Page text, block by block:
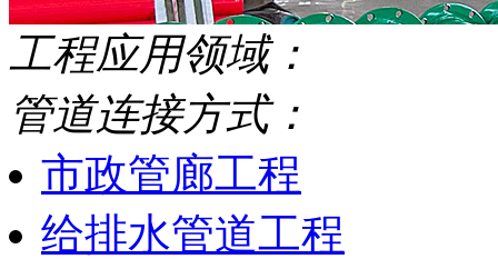
工程应用领域：
管道连接方式：
市政管廊工程
给排水管道工程